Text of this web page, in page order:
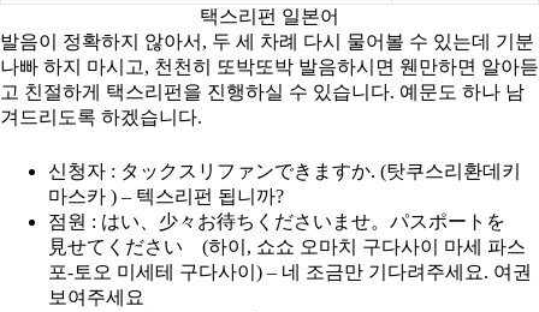
택스리펀 일본어
발음이 정확하지 않아서, 두 세 차례 다시 물어볼 수 있는데 기분
나빠 하지 마시고, 천천히 또박또박 발음하시면 웬만하면 알아듣
고 친절하게 택스리펀을 진행하실 수 있습니다. 예문도 하나 남
겨드리도록 하겠습니다.
신청자 : タックスリファンできますか. (탓쿠스리환데키
마스카 ) – 텍스리펀 됩니까?
점원 : はい、少々お待ちくださいませ。パスポートを
見せてください (하이, 쇼쇼 오마치 구다사이 마세 파스
포-토오 미세테 구다사이) – 네 조금만 기다려주세요. 여권
보여주세요